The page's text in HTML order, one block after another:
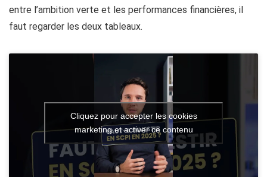
entre l’ambition verte et les performances financières, il
faut regarder les deux tableaux.
Cliquez pour accepter les cookies
marketing et activer ce contenu